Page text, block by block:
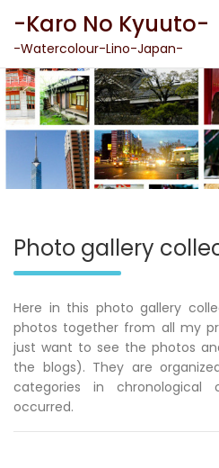
content
-Karo No Kyuuto-
-Watercolour-Lino-Japan-
Photo gallery
Here in this photo gallery
photos together from all my
just want to see the photos
the blogs). They are
categories in
occurred.